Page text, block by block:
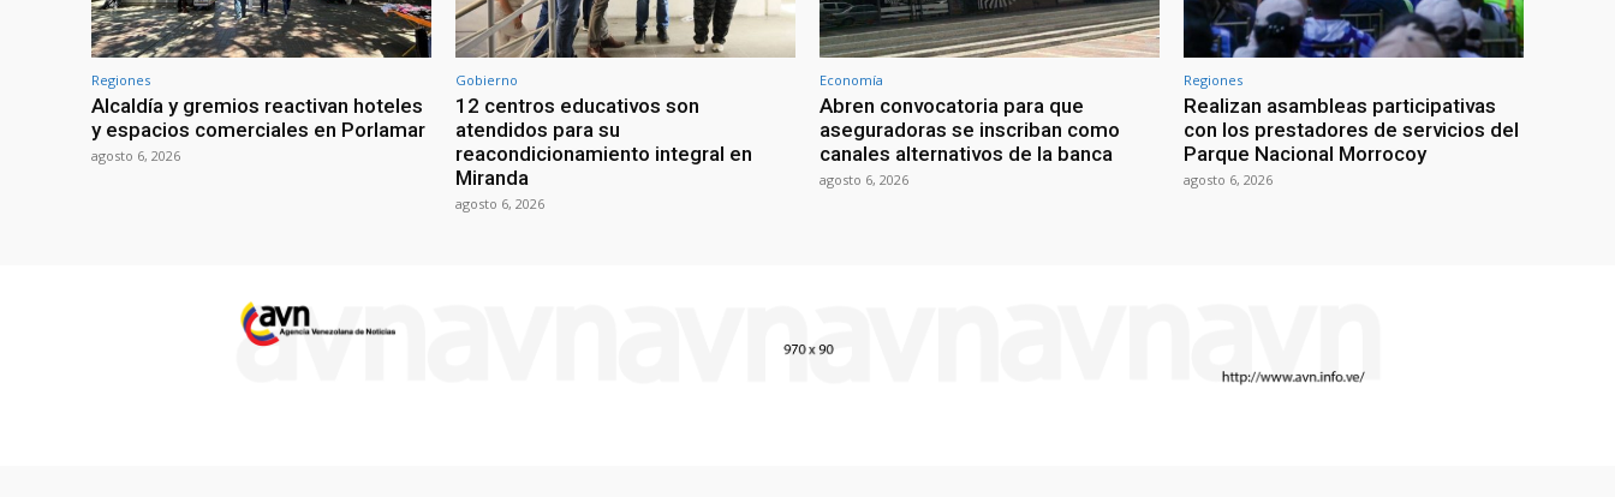
Regiones
Alcaldía y gremios reactivan hoteles
y espacios comerciales en Porlamar
agosto 6, 2026
Gobierno
12 centros educativos son
atendidos para su
reacondicionamiento integral en
Miranda
agosto 6, 2026
Economía
Abren convocatoria para que
aseguradoras se inscriban como
canales alternativos de la banca
agosto 6, 2026
Regiones
Realizan asambleas participativas
con los prestadores de servicios del
Parque Nacional Morrocoy
agosto 6, 2026